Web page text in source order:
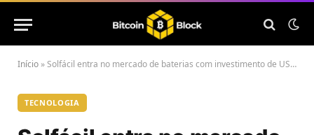
Início »Solfácil entra no mercado de baterias com investimento de US$ 1 milhão
TECNOLOGIA